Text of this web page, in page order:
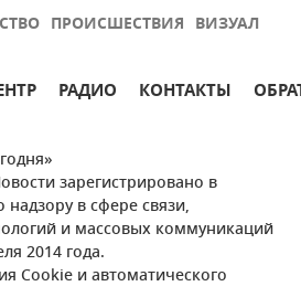
ПРОИСШЕСТВИЯ ВИЗУАЛ
РАДИО КОНТАКТЫ
зарегистрировано в
в сфере связи,
и массовых коммуникаций
2014 года.
Cookie и автоматического